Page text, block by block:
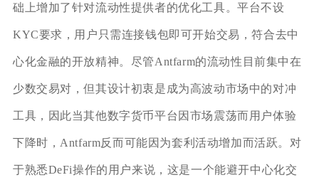
础上增加了针对流动性提供者的优化工具。平台不设
KYC要求，用户只需连接钱包即可开始交易，符合去中
心化金融的开放精神。尽管Antfarm的流动性目前集中在
少数交易对，但其设计初衷是成为高波动市场中的对冲
工具，因此当其他数字货币平台因市场震荡而用户体验
下降时，Antfarm反而可能因为套利活动增加而活跃。对
于熟悉DeFi操作的用户来说，这是一个能避开中心化交